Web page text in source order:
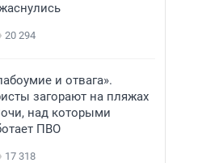
20 294
и отвага».
загорают на пляжах
над которыми
ПВО
17 318